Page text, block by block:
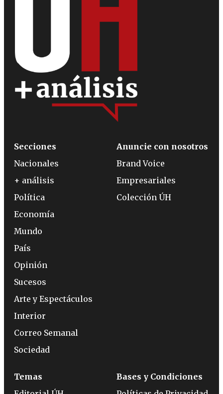
Secciones
Nacionales
+ análisis
Política
Economía
Mundo
País
Opinión
Sucesos
Arte y Espectáculos
Interior
Correo Semanal
Sociedad
Anuncie con nosotros
Brand Voice
Empresariales
Colección ÚH
Temas
Bases y Condiciones